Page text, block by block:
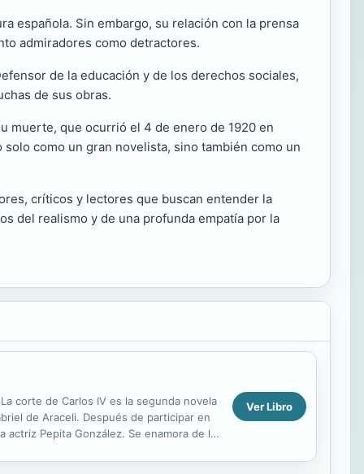
española. Sin embargo, su relación con la prensa
admiradores como detractores.
de la educación y de los derechos sociales,
de sus obras.
muerte, que ocurrió el 4 de enero de 1920 en
como un gran novelista, sino también como un
críticos y lectores que buscan entender la
del realismo y de una profunda empatía por la
corte de Carlos IV es la segunda novela
de Araceli. Después de participar en
actriz Pepita González. Se enamora de la
Ver Libro